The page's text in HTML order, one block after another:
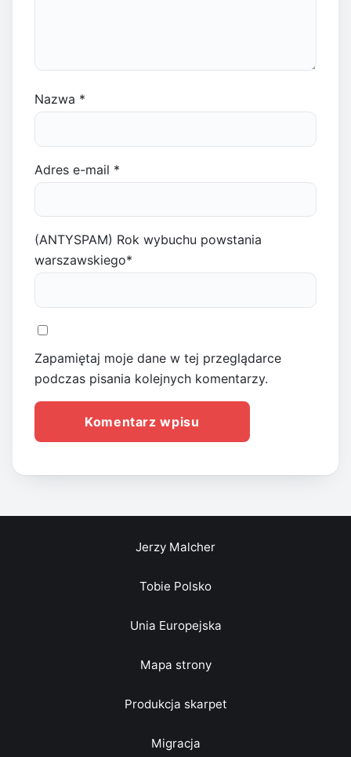
Nazwa *
Adres e-mail *
(ANTYSPAM) Rok wybuchu powstania
warszawskiego*
Zapamiętaj moje dane w tej przeglądarce
podczas pisania kolejnych komentarzy.
Jerzy Malcher
Tobie Polsko
Unia Europejska
Mapa strony
Produkcja skarpet
Migracja